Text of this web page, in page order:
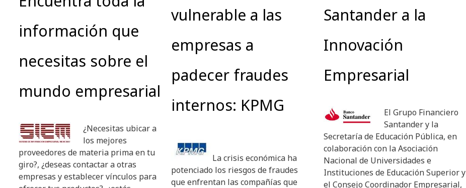
información que
necesitas sobre el
mundo empresarial
¿Necesitas ubicar a
los mejores
proveedores de materia prima en tu
giro?, ¿deseas contactar a otras
empresas y establecer vínculos para
vulnerable a las
empresas a
padecer fraudes
internos: KPMG
La crisis económica ha
potenciado los riesgos de fraudes
que enfrentan las compañías que
Santander a la
Innovación
Empresarial
El Grupo Financiero
Santander y la
Secretaría de Educación Pública, en
colaboración con la Asociación
Nacional de Universidades e
Instituciones de Educación Superior y
el Consejo Coordinador Empresarial,